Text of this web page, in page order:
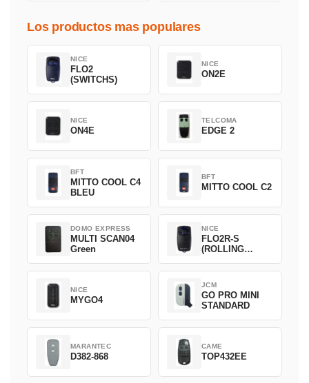
Los productos mas populares
NICE
FLO2
(SWITCHS)
NICE
ON2E
NICE
ON4E
TELCOMA
EDGE 2
BFT
MITTO COOL C4
BLEU
BFT
MITTO COOL C2
DOMO EXPRESS
MULTI SCAN04
Green
NICE
FLO2R-S
(ROLLING
NICE
MYGO4
JCM
GO PRO MINI
STANDARD
MARANTEC
D382-868
CAME
TOP432EE